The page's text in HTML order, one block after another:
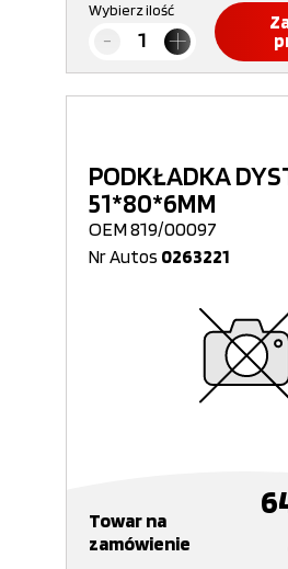
Wybierz ilość
PODKŁADKA
51*80*6MM
OEM 819/00097
Nr Autos 0263221
Towar na
zamówienie